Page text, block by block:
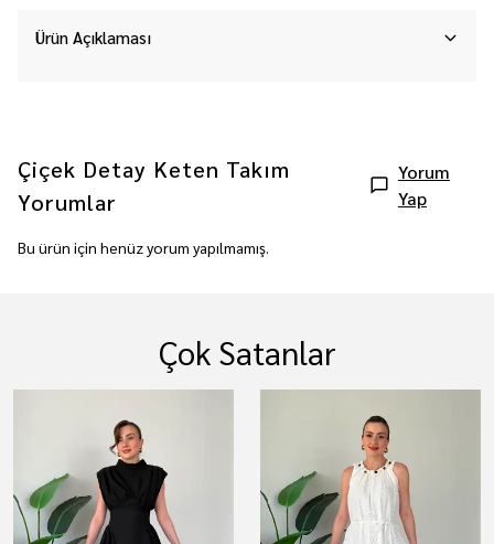
Ürün Açıklaması
Çiçek Detay Keten Takım
Yorumlar
Yorum
Yap
Bu ürün için henüz yorum yapılmamış.
Çok Satanlar